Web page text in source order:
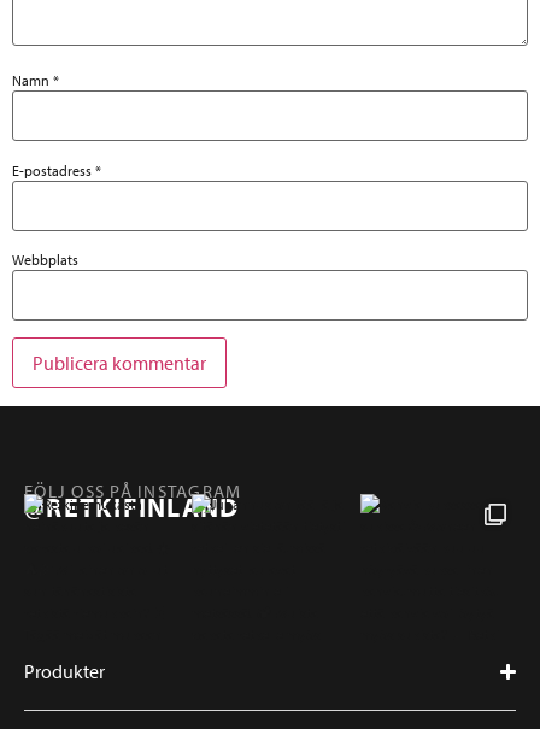
Namn *
E-postadress *
Webbplats
FÖLJ OSS PÅ INSTAGRAM
@RETKIFINLAND
Produkter